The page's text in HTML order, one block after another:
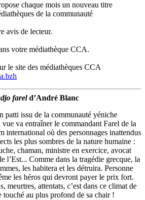
chaque mois un nouveau titre
de la communauté
avis de lecteur.
votre médiathèque CCA.
le site des médiathèques CCA
fareld’André Blanc
patti issu de la communauté yéniche
va entraîner le commandant Farel de la
international où des personnages inattendus
les plus sombres de la nature humaine :
chaman, ministre en exercice, avocat
l’Est... Comme dans la tragédie grecque, la
les habitera et les détruira. Personne
les héros qui devront payer le prix fort.
meurtres, attentats, c’est dans ce climat de
touché au plus profond de sa chair !